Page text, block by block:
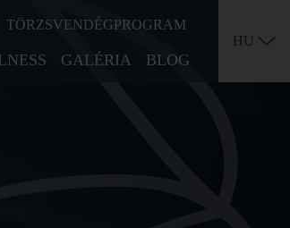
TÖRZSVENDÉGPROGRAM
GALÉRIA BLOG
HU